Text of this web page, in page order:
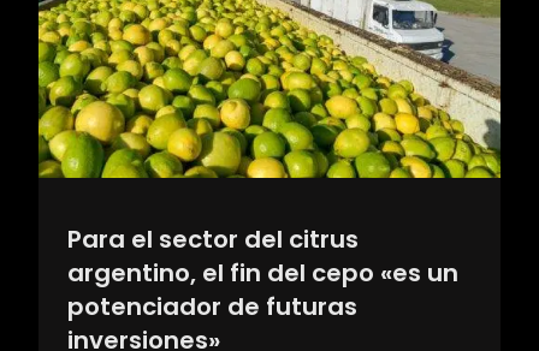
Para el sector del citrus
argentino, el fin del cepo «es un
potenciador de futuras
inversiones»